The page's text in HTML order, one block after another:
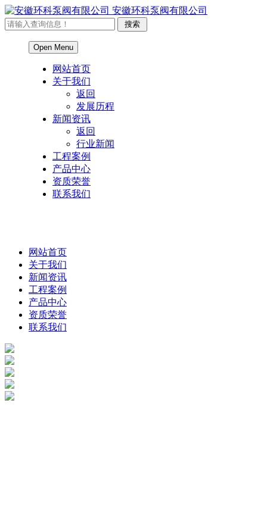
安徽环科泵阀有限公司
Open Menu
网站首页
关于我们
返回
发展历程
新闻资讯
返回
行业新闻
工程案例
产品中心
资质荣誉
联系我们
网站首页
关于我们
新闻资讯
工程案例
产品中心
资质荣誉
联系我们